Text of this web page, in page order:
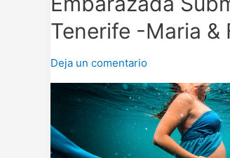
Tenerife -Maria &
Deja un comentario
Submarina
Tenerife
Maria
&
Felix-